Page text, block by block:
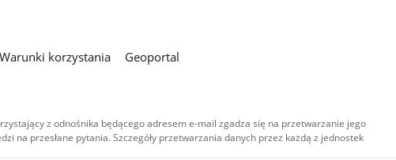
Warunki korzystania
Geoportal
z odnośnika będącego adresem e-mail zgadza się na przetwarzanie jego
na przesłane pytania. Szczegóły przetwarzania danych przez każdą z jednostek